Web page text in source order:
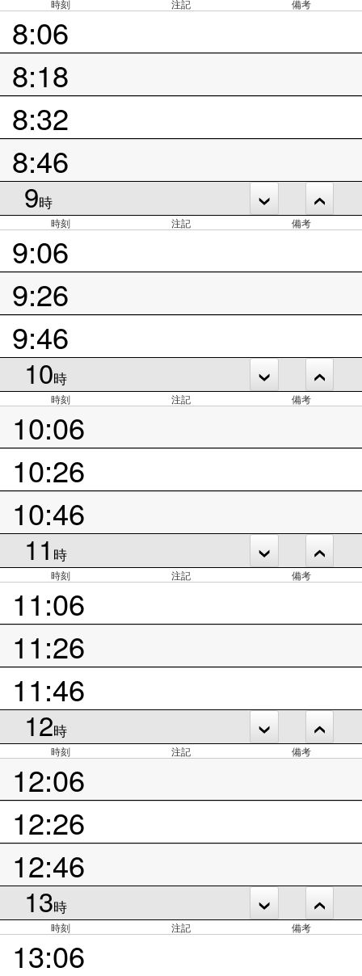
時刻 注記 備考
8:06
8:18
8:32
8:46
9時
時刻 注記 備考
9:06
9:26
9:46
10時
時刻 注記 備考
10:06
10:26
10:46
11 時
時刻 注記 備考
11:06
11:26
11:46
12時
時刻 注記 備考
12:06
12:26
12:46
13時
時刻 注記 備考
13:06